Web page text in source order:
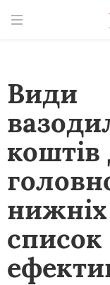
Види
нижніх